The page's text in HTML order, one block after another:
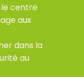
centre
aux
dans la
au